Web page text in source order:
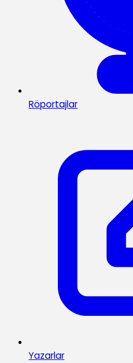
Röportajlar
Yazarlar